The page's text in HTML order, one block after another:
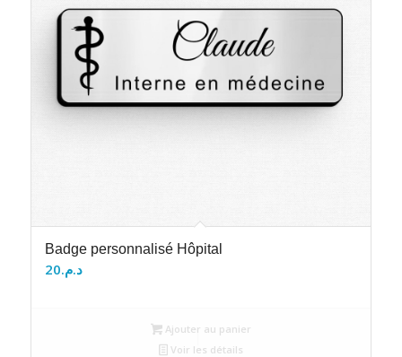
Badge personnalisé Hôpital
د.م.20
Ajouter au panier
Voir les détails